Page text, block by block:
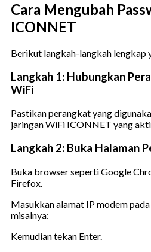
Cara Mengubah
ICONNET
Berikut langkah-langkah lengkap
Langkah 1: Hubungkan
WiFi
Pastikan perangkat yang
jaringan WiFi ICONNET yang
Langkah 2: Buka Halaman
Buka browser seperti Google
Firefox.
Masukkan alamat IP modem
misalnya:
Kemudian tekan Enter.